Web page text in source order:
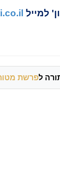
למייל
לפרשת